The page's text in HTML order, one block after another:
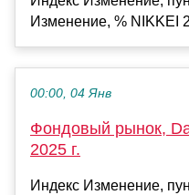
Изменение, % NIKKEI
00:00, 04 Янв
Фондовый рынок,
2025 г.
Индекс Изменение,